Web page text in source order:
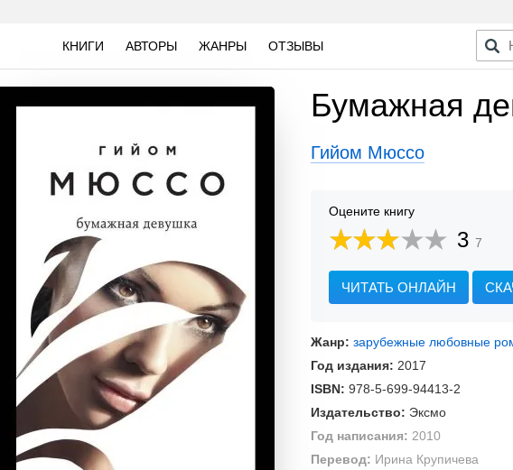
КНИГИ АВТОРЫ ЖАНРЫ ОТЗЫВЫ
Бумажная
Гийом Мюссо
Оцените книгу
3 7
ЧИТАТЬ ОНЛАЙН
Жанр: зарубежные любовные
Год издания: 2017
ISBN: 978-5-699-94413-2
Издательство: Эксмо
Год написания: 2010
Перевод: Ирина Крупичева